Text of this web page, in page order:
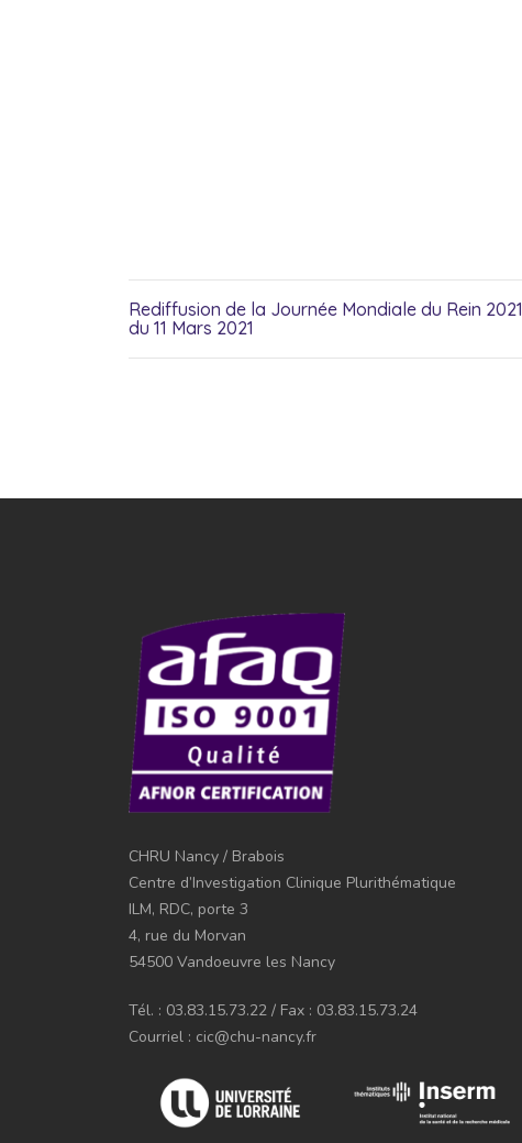
Rediffusion de la Journée Mondiale du Rein 2021
du 11 Mars 2021
CHRU Nancy / Brabois
Centre d’Investigation Clinique Plurithématique
ILM, RDC, porte 3
4, rue du Morvan
54500 Vandoeuvre les Nancy
Tél. : 03.83.15.73.22 / Fax : 03.83.15.73.24
Courriel : cic@chu-nancy.fr